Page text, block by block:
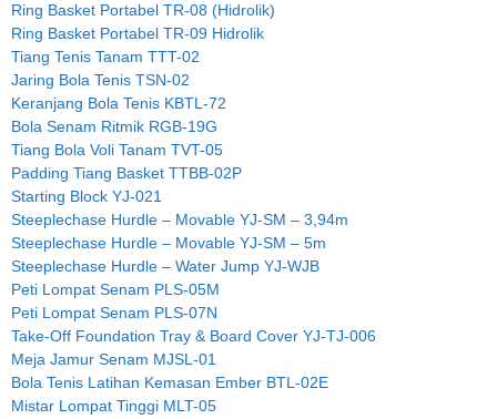
Ring Basket Portabel TR-08 (Hidrolik)
Ring Basket Portabel TR-09 Hidrolik
Tiang Tenis Tanam TTT-02
Jaring Bola Tenis TSN-02
Keranjang Bola Tenis KBTL-72
Bola Senam Ritmik RGB-19G
Tiang Bola Voli Tanam TVT-05
Padding Tiang Basket TTBB-02P
Starting Block YJ-021
Steeplechase Hurdle – Movable YJ-SM – 3,94m
Steeplechase Hurdle – Movable YJ-SM – 5m
Steeplechase Hurdle – Water Jump YJ-WJB
Peti Lompat Senam PLS-05M
Peti Lompat Senam PLS-07N
Take-Off Foundation Tray & Board Cover YJ-TJ-006
Meja Jamur Senam MJSL-01
Bola Tenis Latihan Kemasan Ember BTL-02E
Mistar Lompat Tinggi MLT-05